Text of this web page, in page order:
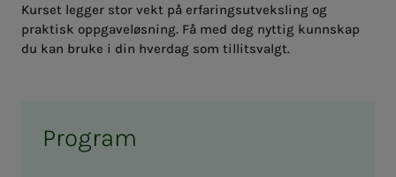
Kurset legger stor vekt på erfaringsutveksling og
praktisk oppgaveløsning. Få med deg nyttig kunnskap
du kan bruke i din hverdag som tillitsvalgt.
Program